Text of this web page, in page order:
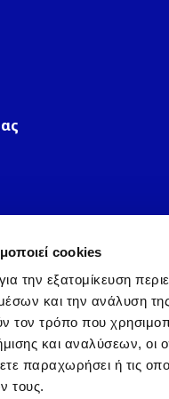
cookies
την εξατομίκευση
και την ανάλυση
τρόπο που
και αναλύσεων, οι
παραχωρήσει ή τις
τους.
Α.Ε.
Corporation,